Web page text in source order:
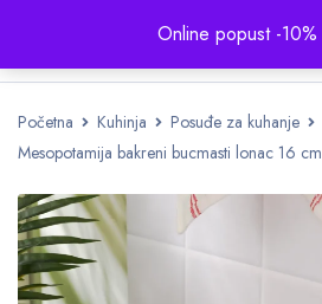
Online popust -10%
Početna Kuhinja Posuđe za kuhanje
Mesopotamija bakreni bucmasti lonac 16 cm